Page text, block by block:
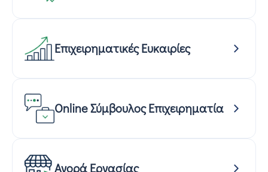
Επιχειρηματικές Ευκαιρίες
Online Σύμβουλος Επιχειρηματία
Αγορά Εργασίας